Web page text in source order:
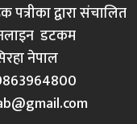
पत्रीका द्वारा संचालित
डटकम
नेपाल